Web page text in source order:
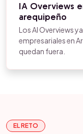
IA Overviews
arequipeño
Los AI Overviews
empresariales en
quedan fuera.
EL RETO